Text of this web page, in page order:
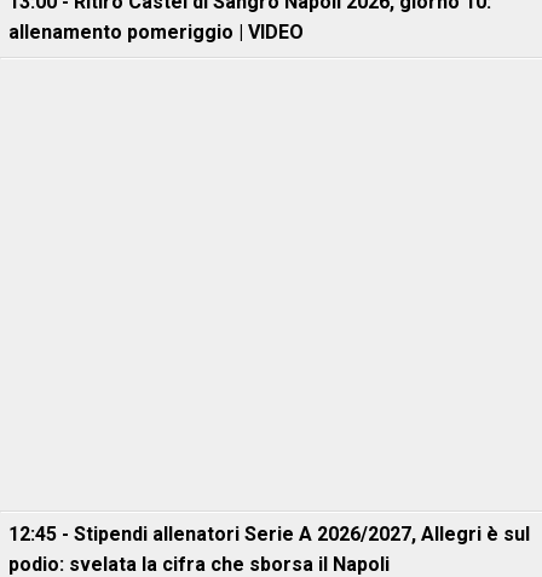
allenamento pomeriggio | VIDEO
12:45 - Stipendi allenatori Serie A 2026/2027, Allegri è sul
podio: svelata la cifra che sborsa il Napoli